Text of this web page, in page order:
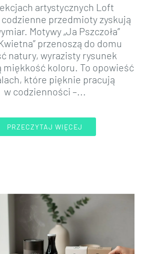
artystycznych Loft
przedmioty zyskują
Motywy „Ja Pszczoła”
przenoszą do domu
natury, wyrazisty rysunek
miękkość koloru. To opowieść
które pięknie pracują
w codzienności –...
PRZECZYTAJ WIĘCEJ